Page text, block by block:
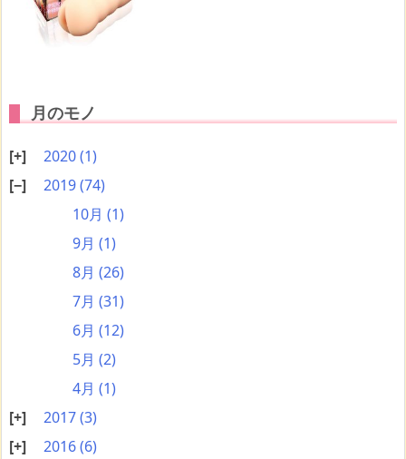
月のモノ
2020(1)
2019(74)
10月 (1)
9月 (1)
8月 (26)
7月 (31)
6月 (12)
5月 (2)
4月 (1)
2017(3)
2016(6)